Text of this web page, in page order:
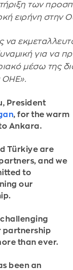
των
ειρήνη στην
να
για να
μέσω της
ΟΗΕ».
President
, for the warm
Ankara.
Türkiye are
and we
to
our
challenging
partnership
than ever.
been an